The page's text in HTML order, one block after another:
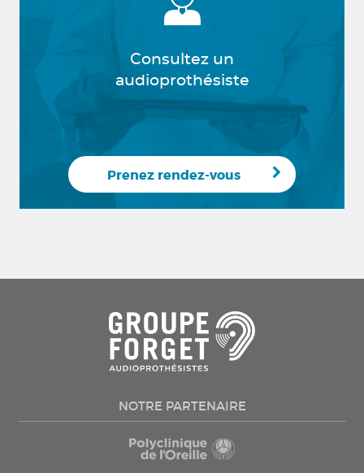
Consultez un
audioprothésiste
Prenez rendez-vous
NOTRE PARTENAIRE